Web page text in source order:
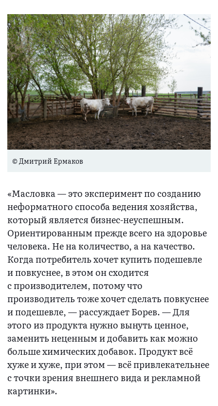
© Дмитрий Ермаков
«Масловка — это эксперимент по созданию
неформатного способа ведения хозяйства,
который является бизнес-неуспешным.
Ориентированным прежде всего на здоровье
человека. Не на количество, а на качество.
Когда потребитель хочет купить подешевле
и повкуснее, в этом он сходится
с производителем, потому что
производитель тоже хочет сделать повкуснее
и подешевле, — рассуждает Борев. — Для
этого из продукта нужно вынуть ценное,
заменить неценным и добавить как можно
больше химических добавок. Продукт всё
хуже и хуже, при этом — всё привлекательнее
с точки зрения внешнего вида и рекламной
картинки».